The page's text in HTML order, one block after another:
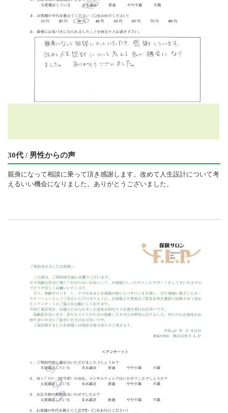
30代 / 男性からの声
親身になって相談に乗って頂き感謝します。改めて人生設計について考
えるいい機会になりました。ありがとうございました。